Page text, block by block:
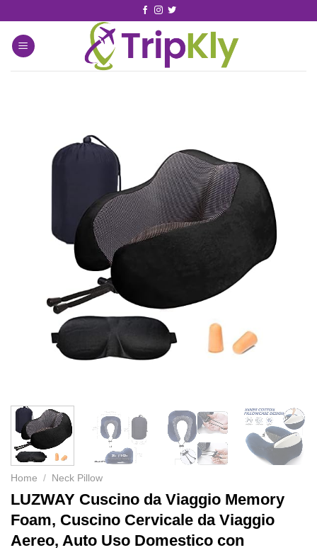
Home / Neck Pillow
LUZWAY Cuscino da Viaggio Memory
Foam, Cuscino Cervicale da Viaggio
Aereo, Auto Uso Domestico con